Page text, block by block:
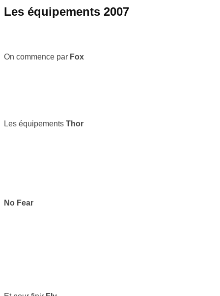
Les équipements 2007
On commence par Fox
Les équipements Thor
No Fear